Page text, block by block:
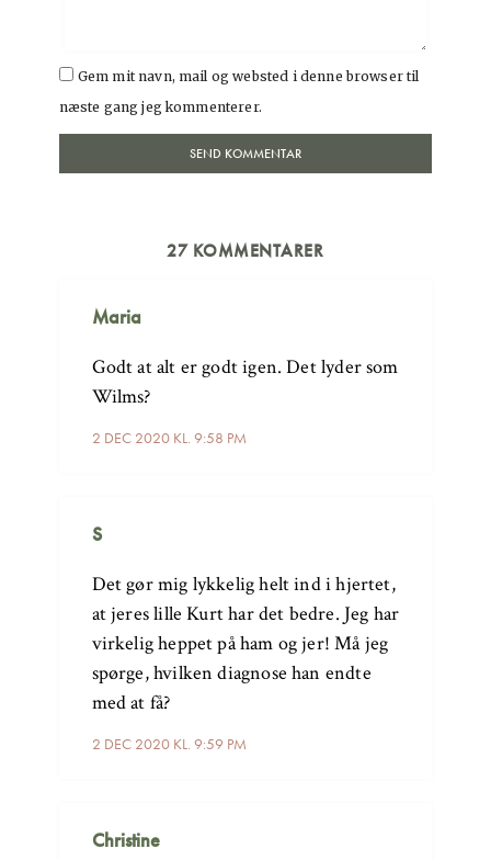
Gem mit navn, mail og websted i denne browser til
næste gang jeg kommenterer.
27 KOMMENTARER
Maria
2 DEC 2020 KL. 9:58 PM
Godt at alt er godt igen. Det lyder som
Wilms?
S
2 DEC 2020 KL. 9:59 PM
Det gør mig lykkelig helt ind i hjertet,
at jeres lille Kurt har det bedre. Jeg har
virkelig heppet på ham og jer! Må jeg
spørge, hvilken diagnose han endte
med at få?
Christine